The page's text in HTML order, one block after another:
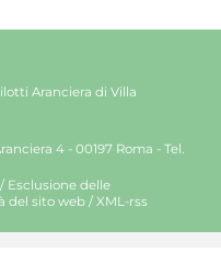
Aranciera di Villa
4 - 00197 Roma - Tel.
/ Esclusione delle
del sito web / XML-rss